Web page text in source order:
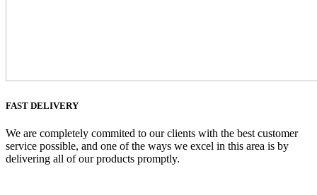
FAST DELIVERY
We are completely commited to our clients with the best customer
service possible, and one of the ways we excel in this area is by
delivering all of our products promptly.